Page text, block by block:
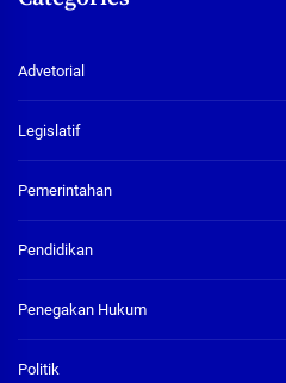
Advetorial
Legislatif
Pemerintahan
Pendidikan
Penegakan Hukum
Politik